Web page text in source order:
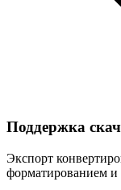
Поддержка
Экспорт
форматированием